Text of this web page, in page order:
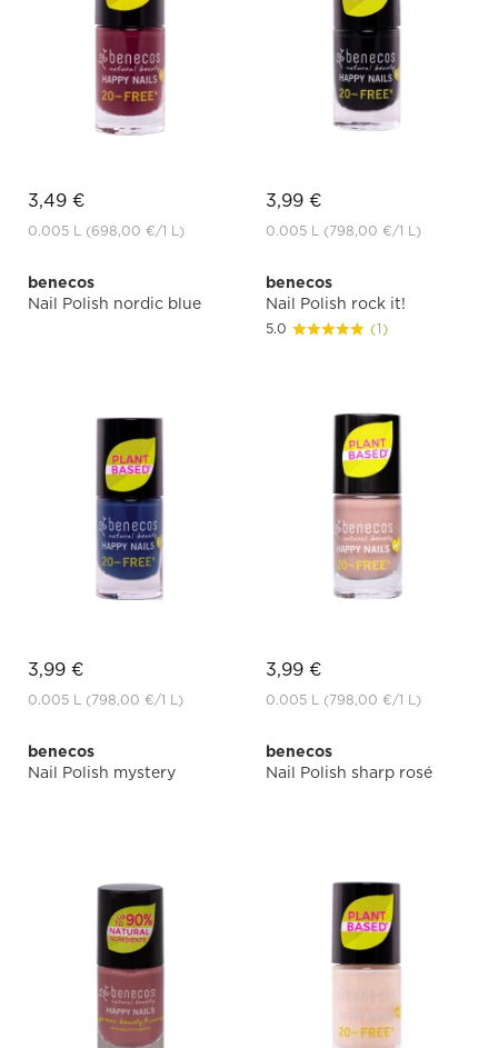
3,49 €
0.005 L (698,00 €/1 L)
3,99 €
0.005 L (798,00 €/1 L)
benecos
Nail Polish nordic blue
3,99 €
0.005 L (798,00 €/1 L)
benecos
Nail Polish rock it!
5.0 (1)
3,99 €
0.005 L (798,00 €/1 L)
benecos
Nail Polish mystery
benecos
Nail Polish sharp rosé